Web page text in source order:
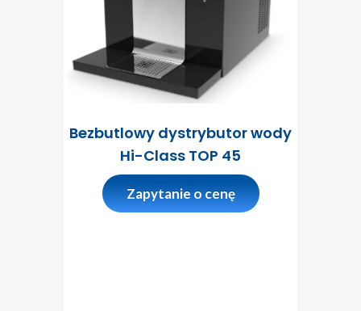
Bezbutlowy dystrybutor wody
Hi-Class TOP 45
Zapytanie o cenę